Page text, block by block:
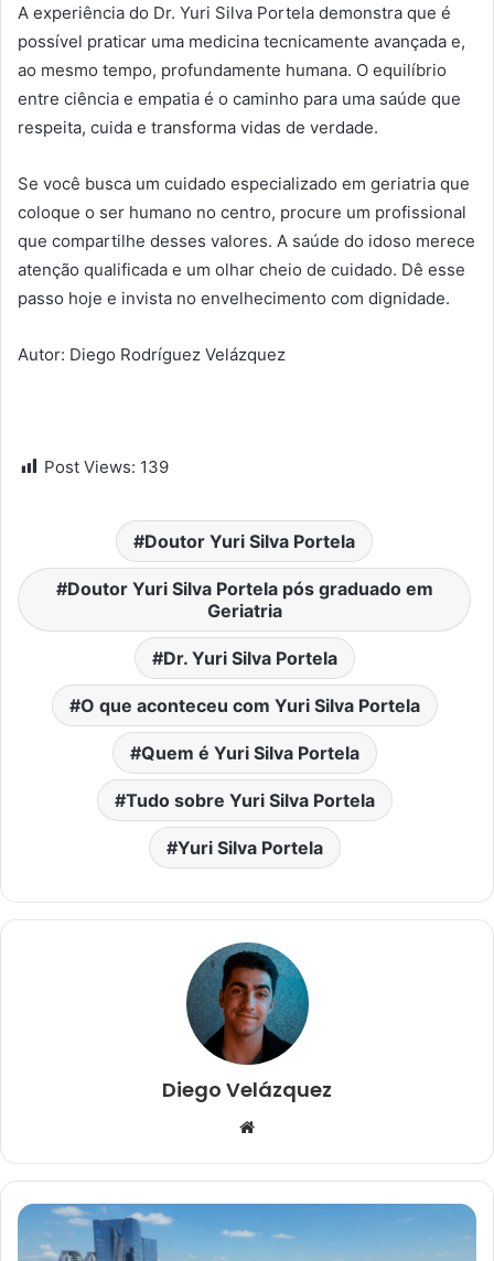
A experiência do Dr. Yuri Silva Portela demonstra que é
possível praticar uma medicina tecnicamente avançada e,
ao mesmo tempo, profundamente humana. O equilíbrio
entre ciência e empatia é o caminho para uma saúde que
respeita, cuida e transforma vidas de verdade.
Se você busca um cuidado especializado em geriatria que
coloque o ser humano no centro, procure um profissional
que compartilhe desses valores. A saúde do idoso merece
atenção qualificada e um olhar cheio de cuidado. Dê esse
passo hoje e invista no envelhecimento com dignidade.
Autor: Diego Rodríguez Velázquez
Post Views: 139
Doutor Yuri Silva Portela
Doutor Yuri Silva Portela pós graduado em
Geriatria
Dr. Yuri Silva Portela
O que aconteceu com Yuri Silva Portela
Quem é Yuri Silva Portela
Tudo sobre Yuri Silva Portela
Yuri Silva Portela
Diego Velázquez
b
s
i